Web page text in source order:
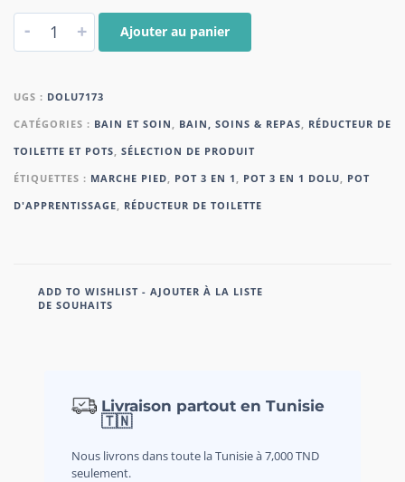
- + Ajouter au panier
UGS : DOLU7173
CATÉGORIES : BAIN ET SOIN BAIN, SOINS & REPAS
RÉDUCTEUR DE
TOILETTE ET POTS SÉLECTION DE PRODUIT
ÉTIQUETTES : MARCHE PIED POT 3 EN 1 POT 3 EN 1 DOLU
POT
D'APPRENTISSAGE
RÉDUCTEUR DE TOILETTE
ADD TO WISHLIST - AJOUTER À LA LISTE
DE SOUHAITS
Livraison partout en Tunisie
🇹🇳
Nous livrons dans toute la Tunisie à 7,000 TND
seulement.